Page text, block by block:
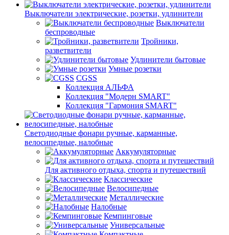
Выключатели электрические, розетки, удлинители
Выключатели
беспроводные
Тройники,
разветвители
Удлинители бытовые
Умные розетки
CGSS
Коллекция АЛЬФА
Коллекция "Модерн SMART"
Коллекция "Гармония SMART"
Светодиодные фонари ручные, карманные,
велосипедные, налобные
Аккумуляторные
Для активного отдыха, спорта и путешествий
Классические
Велосипедные
Металлические
Налобные
Кемпинговые
Универсальные